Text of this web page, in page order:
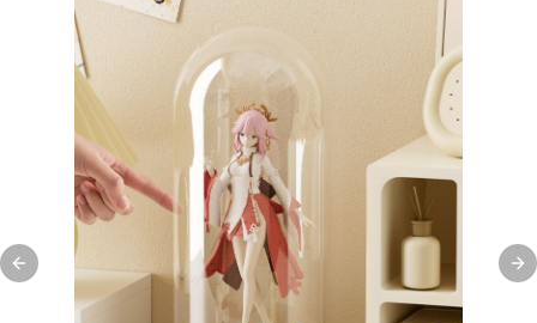
Previous slide